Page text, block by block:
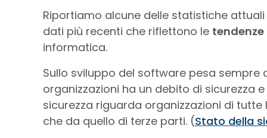
Riportiamo alcune delle statistiche
dati più recenti che riflettono le tendenze
informatica.
Sullo sviluppo del software pesa sempre
organizzazioni ha un debito di sicurezza
sicurezza riguarda organizzazioni di
che da quello di terze parti. (Stato della